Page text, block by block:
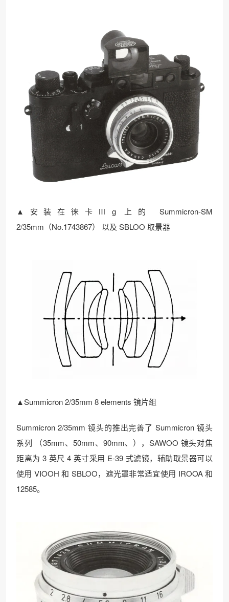
▲安装在徕卡Ⅲg 上的 Summicron-SM
2/35mm（No.1743867） 以及 SBLOO 取景器
▲Summicron 2/35mm 8 elements 镜片组
Summicron 2/35mm 镜头的推出完善了 Summicron 镜头
系列 （35mm、50mm、90mm、），SAWOO 镜头对焦
距离为 3 英尺 4 英寸采用 E-39 式滤镜，辅助取景器可以
使用 VIOOH 和 SBLOO，遮光罩非常适宜使用 IROOA 和
12585。